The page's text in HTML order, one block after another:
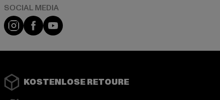
Instagram
FacebookYouTube
KOSTENLOSE RETOURE